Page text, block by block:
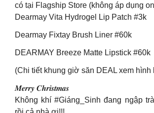
có tại Flagship Store (không áp dụng
Dearmay Vita Hydrogel Lip Patch #3k
Dearmay Fixtay Brush Liner #60k
DEARMAY Breeze Matte Lipstick #60k
(Chi tiết khung giờ săn DEAL xem
𝑴𝒆𝒓𝒓𝒚 𝑪𝒉𝒓𝒊𝒔𝒕𝒎𝒂𝒔
Không khí #Giáng_Sinh đang ngập